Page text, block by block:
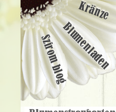
Kränze
Blumenladen
Szirom blog